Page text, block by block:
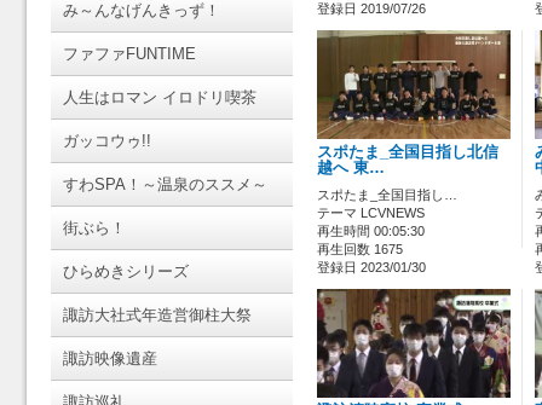
み～んなげんきっず！
ファファFUNTIME
人生はロマン イロドリ喫茶
ガッコウゥ!!
すわSPA！～温泉のススメ～
街ぶら！
ひらめきシリーズ
諏訪大社式年造営御柱大祭
諏訪映像遺産
登録日 2019/07/26
スポたま_全国目指し北信
越へ 東…
スポたま_全国目指し…
テーマ LCVNEWS
再生時間 00:05:30
再生回数 1675
登録日 2023/01/30